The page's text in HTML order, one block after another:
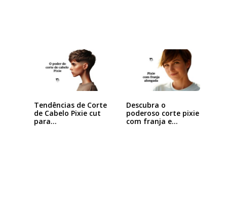
Tendências de Corte
de Cabelo Pixie cut
para…
Descubra o
poderoso corte pixie
com franja e